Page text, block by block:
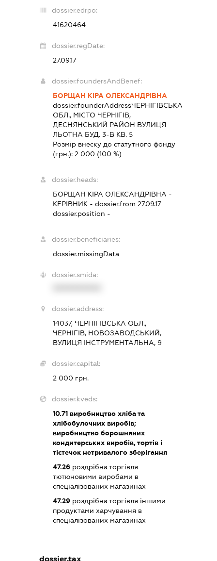
dossier.edrpo:
41620464
dossier.regDate:
27.09.17
dossier.foundersAndBenef:
БОРЩАН КІРА ОЛЕКСАНДРІВНА
dossier.founderAddressЧЕРНІГІВСЬКА
ОБЛ., МІСТО ЧЕРНІГІВ,
ДЕСНЯНСЬКИЙ РАЙОН ВУЛИЦЯ
ЛЬОТНА БУД. 3-В КВ. 5
Розмір внеску до статутного фонду
(грн.): 2 000 (100 %)
dossier.heads:
БОРЩАН КІРА ОЛЕКСАНДРІВНА -
КЕРІВНИК - dossier.from 27.09.17
dossier.position -
dossier.beneficiaries:
dossier.missingData
dossier.smida:
dossier.address:
14037, ЧЕРНІГІВСЬКА ОБЛ.,
ЧЕРНІГІВ, НОВОЗАВОДСЬКИЙ,
ВУЛИЦЯ ІНСТРУМЕНТАЛЬНА, 9
dossier.capital:
2 000 грн.
dossier.kveds:
10.71виробництво хліба та
хлібобулочних виробів;
виробництво борошняних
кондитерських виробів, тортів і
тістечок нетривалого зберігання
47.26роздрібна торгівля
тютюновими виробами в
спеціалізованих магазинах
47.29роздрібна торгівля іншими
продуктами харчування в
спеціалізованих магазинах
dossier.tax